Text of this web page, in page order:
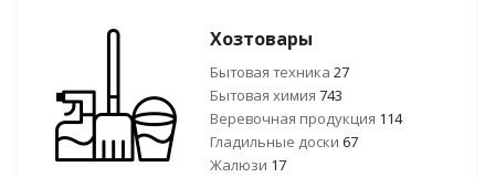
Хозтовары
Бытовая техника 27
Бытовая химия 743
Веревочная продукция 114
Гладильные доски 67
Жалюзи 17